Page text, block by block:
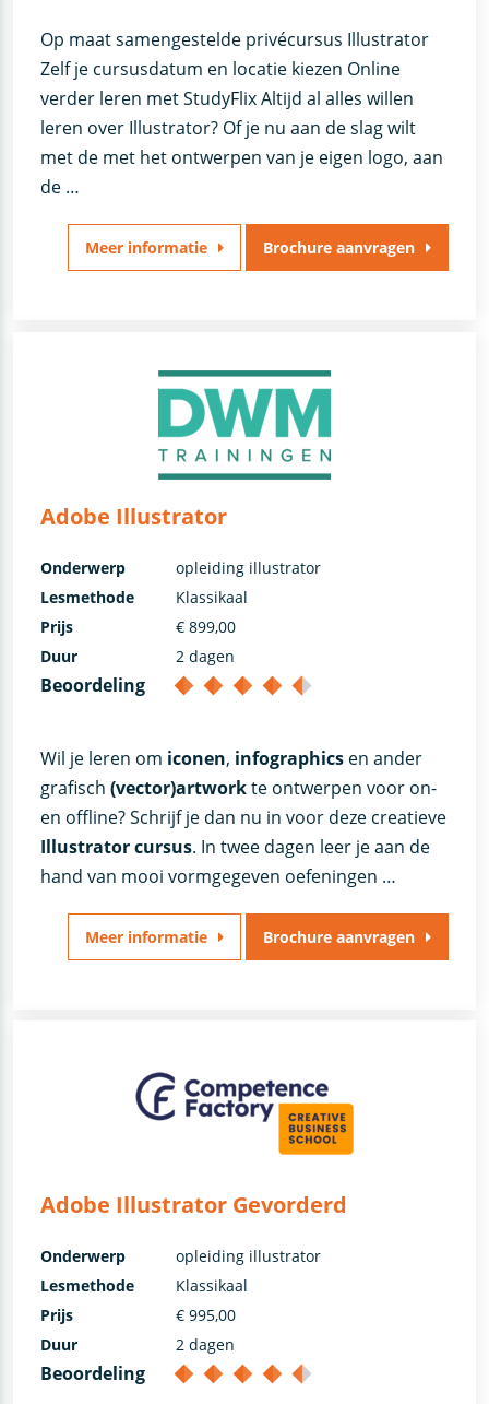
Op maat samengestelde privécursus Illustrator
Zelf je cursusdatum en locatie kiezen Online
verder leren met StudyFlix Altijd al alles willen
leren over Illustrator? Of je nu aan de slag wilt
met de met het ontwerpen van je eigen logo, aan
de …
Meer informatie Brochure aanvragen
Adobe Illustrator
Wil je leren om iconen, infographicsen ander
grafisch (vector)artworkte ontwerpen voor on-
en offline? Schrijf je dan nu in voor deze creatieve
Illustrator cursus. In twee dagen leer je aan de
hand van mooi vormgegeven oefeningen …
Onderwerp
opleiding illustrator
Lesmethode
Klassikaal
Prijs
€ 899,00
Duur
2 dagen
Beoordeling
Meer informatie Brochure aanvragen
Adobe Illustrator Gevorderd
Onderwerp
opleiding illustrator
Lesmethode
Klassikaal
Prijs
€ 995,00
Duur
2 dagen
Beoordeling